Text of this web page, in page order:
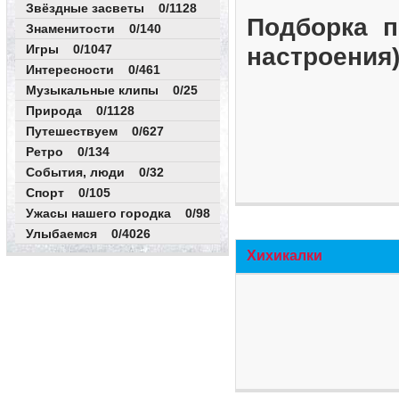
Звёздные засветы 0/1128
Знаменитости 0/140
Игры 0/1047
Интересности 0/461
Музыкальные клипы 0/25
Природа 0/1128
Путешествуем 0/627
Ретро 0/134
События, люди 0/32
Спорт 0/105
Ужасы нашего городка 0/98
Улыбаемся 0/4026
Подборка
Хихикалки